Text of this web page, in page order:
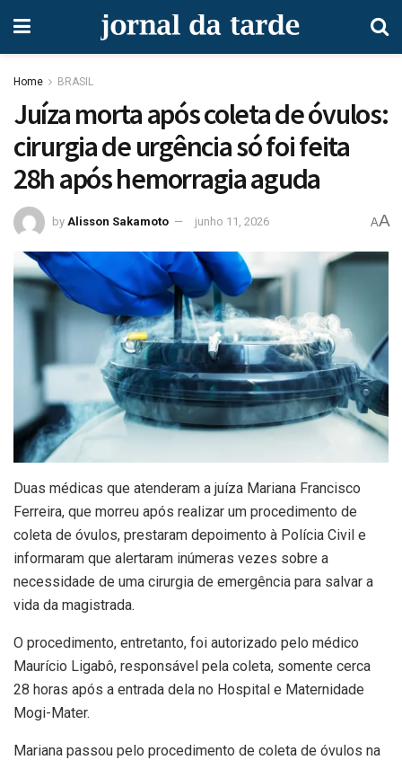
Home BRASIL
Juíza morta após coleta de óvulos:
cirurgia de urgência só foi feita
28h após hemorragia aguda
by Alisson Sakamoto junho 11, 2026 AA
Duas médicas que atenderam a juíza Mariana Francisco
Ferreira, que morreu após realizar um procedimento de
coleta de óvulos, prestaram depoimento à Polícia Civil e
informaram que alertaram inúmeras vezes sobre a
necessidade de uma cirurgia de emergência para salvar a
vida da magistrada.
O procedimento, entretanto, foi autorizado pelo médico
Maurício Ligabô, responsável pela coleta, somente cerca
28 horas após a entrada dela no Hospital e Maternidade
Mogi-Mater.
Mariana passou pelo procedimento de coleta de óvulos na